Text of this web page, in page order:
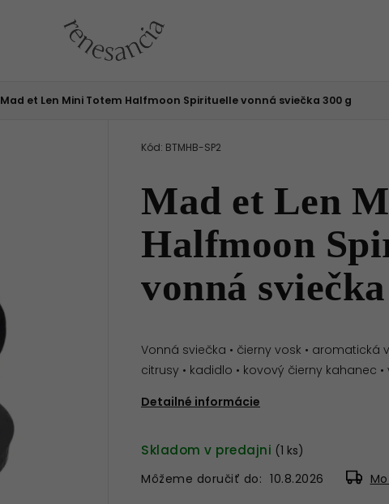
Mad et Len Mini Totem Halfmoon Spirituelle vonná sviečka 300 g
Mad et Len
Halfmoon
vonná
Kód: BTMHB-SP2
Vonná sviečka • čierny vosk • aromatická
citrusy • kadidlo • kovový čierny kahanec
Detailné informácie
Skladom v predajni (1 ks)
Môžeme doručiť do: 10.8.2026